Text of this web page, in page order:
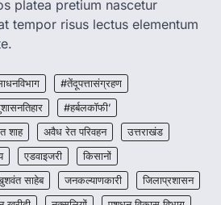
को बड़ी उपलब्धि
Khabar
विकास और किसानों की आय…
: पांच माह की अनुष्का को मिला नया
चिरायु योजना से संभव हुई सफल सर्जरी
Khabar August 7, 2026
राष्ट्रीय बाल स्वास्थ्य कार्यक्रम (चिरायु) के तहत
platea pretium nascetur
tempor risus lectus elementum
#तेंदूपत्तासंग्रहण
#हर्बलकॉफी’
शाह अवैध रेत परिवहन
उत्तराखंड
एडवाइजरी
किसानों
साहेब जनकल्याणकारी
जिलाप्रशासन